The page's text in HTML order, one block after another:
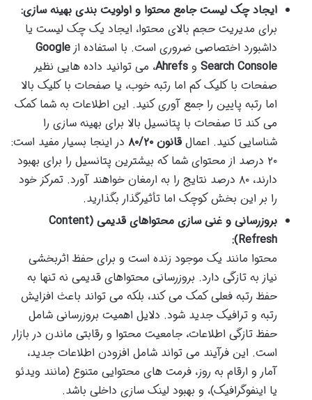
ایجاد چک لیست جامع محتوا و اولویت بندی بهینه سازی:
برای مدیریت حجم بالای محتوا، ایجاد یک چک لیست یا
داشبورد اختصاصی ضروری است. با استفاده از Google
Search Console و Ahrefs، می توانید داده هایی نظیر
صفحات با کلیک کم اما رتبه خوب، یا صفحات با کلیک بالا
اما رتبه پایین را جمع آوری کنید. این اطلاعات به شما کمک
می کند تا صفحات با پتانسیل بالا برای بهینه سازی را
شناسایی کنید. اعمالقانون ۸۰/۲۰
در اینجا بسیار مفید است:
۲۰ درصد از محتوای شما که بیشترین پتانسیل را برای بهبود
دارند، ۸۰ درصد نتایج را به ارمغان خواهند آورد. تمرکز خود
را بر این بخش کوچک اما تأثیرگذار بگذارید.
بروزرسانی و غنی سازی محتواهای قدیمی (Content
Refresh):
محتوا مانند یک موجود زنده است و برای حفظ اثربخشی
نیاز به تازگی دارد. بروزرسانی محتواهای قدیمی نه تنها به
حفظ رتبه فعلی کمک می کند، بلکه می تواند باعث افزایش
رتبه و ترافیک جدید شود. دلایل اهمیت بروزرسانی شامل
حفظ تازگی اطلاعات، جامعیت محتوا و رقابتی ماندن در بازار
است. این فرآیند می تواند شامل افزودن اطلاعات جدید،
آمار و ارقام به روز، فرمت های محتوایی متنوع (مانند ویدئو
یا اینفوگرافیک)، و بهبود لینک سازی داخلی باشد.